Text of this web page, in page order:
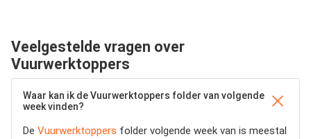
Veelgestelde vragen over
Vuurwerktoppers
Waar kan ik de Vuurwerktoppers folder van volgende
week vinden?
De Vuurwerktoppers folder volgende week van is meestal